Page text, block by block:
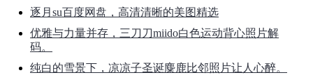
逐月su百度网盘，高清清晰的美图精选
优雅与力量并存，三刀刀miido白色运动背心照片解
码。
纯白的雪景下，凉凉子圣诞麋鹿比邻照片让人心醉。